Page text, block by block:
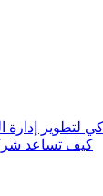
لتطوير
كيف تساعد